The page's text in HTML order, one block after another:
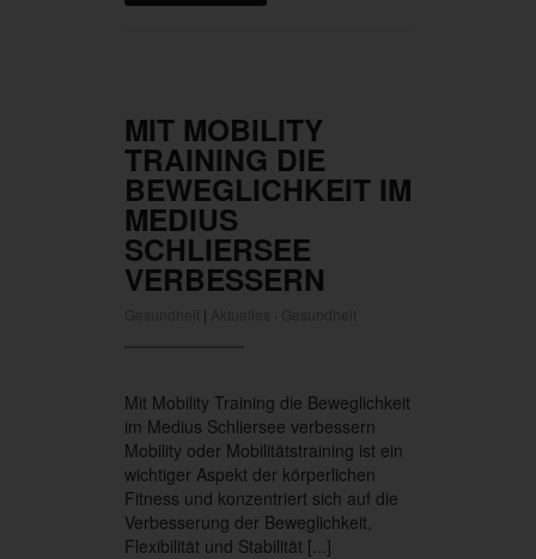
MIT MOBILITY
TRAINING DIE
BEWEGLICHKEIT IM
MEDIUS
SCHLIERSEE
VERBESSERN
| ·
Mit Mobility Training die Beweglichkeit
im Medius Schliersee verbessern
Mobility oder Mobilitätstraining ist ein
wichtiger Aspekt der körperlichen
Fitness und konzentriert sich auf die
Verbesserung der Beweglichkeit,
Flexibilität und Stabilität [...]